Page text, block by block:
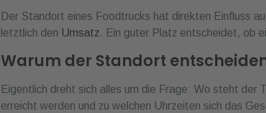
Der Standort eines Foodtrucks hat direkten Einfluss
letztlich den Umsatz. Ein guter Platz entscheidet, ob
Warum der Standort
Eigentlich dreht sich alles um die Frage: Wo steht
erreicht werden und zu welchen Uhrzeiten sich das